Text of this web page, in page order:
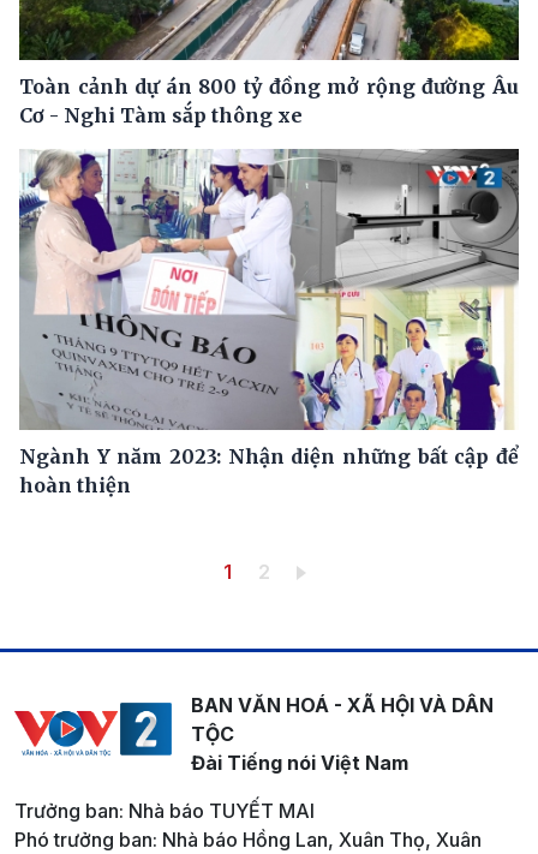
Toàn cảnh dự án 800 tỷ đồng mở rộng đường Âu
Cơ - Nghi Tàm sắp thông xe
Ngành Y năm 2023: Nhận diện những bất cập để
hoàn thiện
Trang hiện thời
1 Trang
2
BAN VĂN HOÁ - XÃ HỘI VÀ DÂN
TỘC
Đài Tiếng nói Việt Nam
Trưởng ban: Nhà báo TUYẾT MAI
Phó trưởng ban: Nhà báo Hồng Lan, Xuân Thọ, Xuân